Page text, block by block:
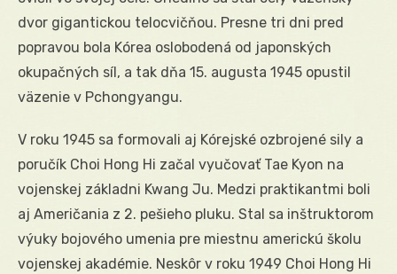
dvor gigantickou telocvičňou. Presne tri dni pred
popravou bola Kórea oslobodená od japonských
okupačných síl, a tak dňa 15. augusta 1945 opustil
väzenie v Pchongyangu.
V roku 1945 sa formovali aj Kórejské ozbrojené sily a
poručík Choi Hong Hi začal vyučovať Tae Kyon na
vojenskej základni Kwang Ju. Medzi praktikantmi boli
aj Američania z 2. pešieho pluku. Stal sa inštruktorom
výuky bojového umenia pre miestnu americkú školu
vojenskej akadémie. Neskôr v roku 1949 Choi Hong Hi